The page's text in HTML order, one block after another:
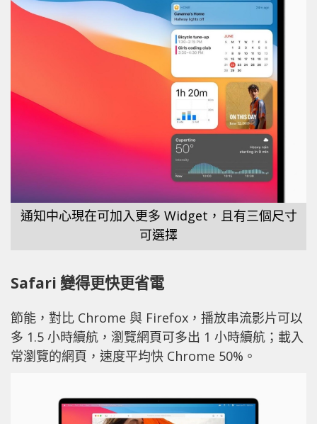
通知中心現在可加入更多 Widget，且有三個尺寸
可選擇
Safari 變得更快更省電
節能，對比 Chrome 與 Firefox，播放串流影片可以
多 1.5 小時續航，瀏覽網頁可多出 1 小時續航；載入
常瀏覽的網頁，速度平均快 Chrome 50%。